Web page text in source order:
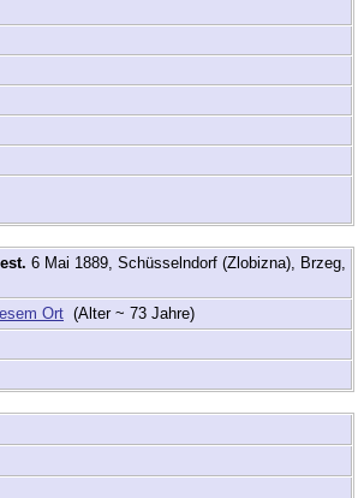
6 Mai 1889, Schüsselndorf (Zlobizna), Brzeg,
(Alter ~ 73 Jahre)